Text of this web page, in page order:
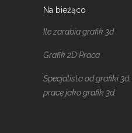
Na bieżąco
Ile zarabia grafik 3d
Grafik 2D Praca
Specjalista od grafiki
pracę jako grafik 3d.